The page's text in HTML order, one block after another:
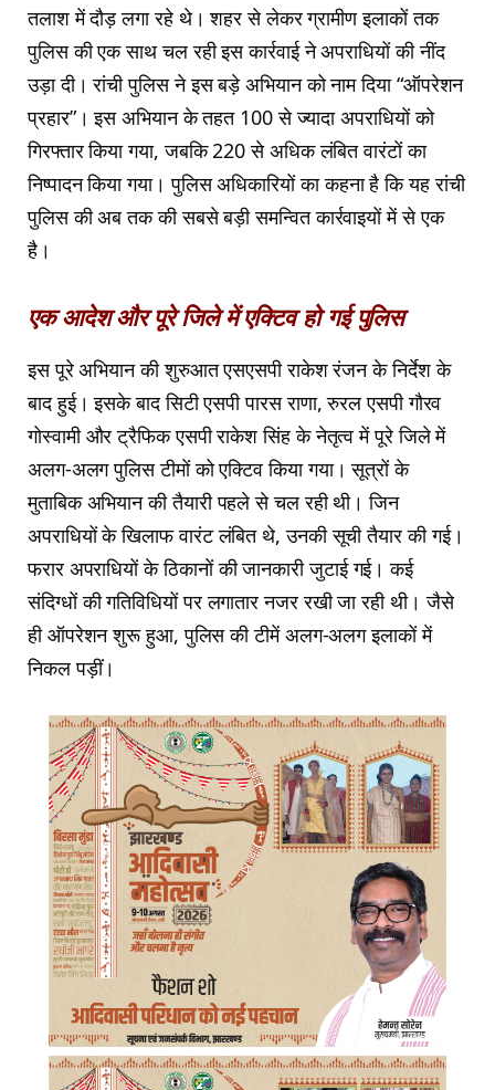
तलाश में दौड़ लगा रहे थे। शहर से लेकर ग्रामीण इलाकों तक
पुलिस की एक साथ चल रही इस कार्रवाई ने अपराधियों की नींद
उड़ा दी। रांची पुलिस ने इस बड़े अभियान को नाम दिया “ऑपरेशन
प्रहार”। इस अभियान के तहत 100 से ज्यादा अपराधियों को
गिरफ्तार किया गया, जबकि 220 से अधिक लंबित वारंटों का
निष्पादन किया गया। पुलिस अधिकारियों का कहना है कि यह रांची
पुलिस की अब तक की सबसे बड़ी समन्वित कार्रवाइयों में से एक
है।
एक आदेश और पूरे जिले में एक्टिव हो गई पुलिस
इस पूरे अभियान की शुरुआत एसएसपी राकेश रंजन के निर्देश के
बाद हुई। इसके बाद सिटी एसपी पारस राणा, रुरल एसपी गौरव
गोस्वामी और ट्रैफिक एसपी राकेश सिंह के नेतृत्व में पूरे जिले में
अलग-अलग पुलिस टीमों को एक्टिव किया गया। सूत्रों के
मुताबिक अभियान की तैयारी पहले से चल रही थी। जिन
अपराधियों के खिलाफ वारंट लंबित थे, उनकी सूची तैयार की गई।
फरार अपराधियों के ठिकानों की जानकारी जुटाई गई। कई
संदिग्धों की गतिविधियों पर लगातार नजर रखी जा रही थी। जैसे
ही ऑपरेशन शुरू हुआ, पुलिस की टीमें अलग-अलग इलाकों में
निकल पड़ीं।